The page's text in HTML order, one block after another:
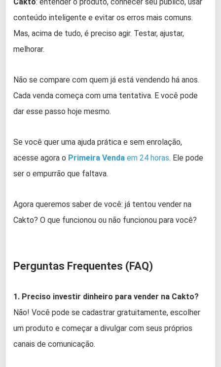
conteúdo inteligente e evitar os erros mais comuns.
Mas, acima de tudo, é preciso agir. Testar, ajustar,
melhorar.
Não se compare com quem já está vendendo há anos.
Cada venda começa com uma tentativa. E você pode
dar esse passo hoje mesmo.
Se você quer uma ajuda prática e sem enrolação,
acesse agora o Primeira Venda em 24 horas. Ele pode
ser o empurrão que faltava.
Agora queremos saber de você: já tentou vender na
Cakto? O que funcionou ou não funcionou para você?
Perguntas Frequentes (FAQ)
1. Preciso investir dinheiro para vender na Cakto?
Não! Você pode se cadastrar gratuitamente, escolher
um produto e começar a divulgar com seus próprios
canais de comunicação.